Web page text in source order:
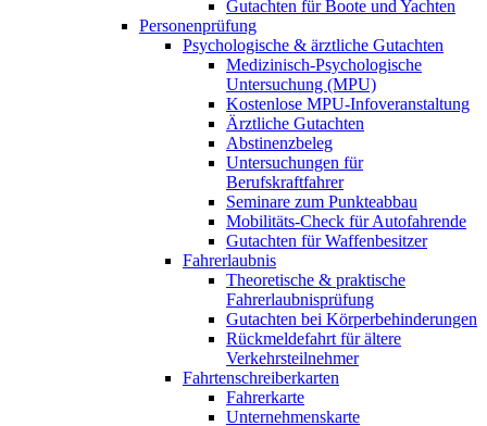
Gutachten für Boote und Yachten
Personenprüfung
Psychologische & ärztliche Gutachten
Medizinisch-Psychologische
Untersuchung (MPU)
Kostenlose MPU-Infoveranstaltung
Ärztliche Gutachten
Abstinenzbeleg
Untersuchungen für
Berufskraftfahrer
Seminare zum Punkteabbau
Mobilitäts-Check für Autofahrende
Gutachten für Waffenbesitzer
Fahrerlaubnis
Theoretische & praktische
Fahrerlaubnisprüfung
Gutachten bei Körperbehinderungen
Rückmeldefahrt für ältere
Verkehrsteilnehmer
Fahrtenschreiberkarten
Fahrerkarte
Unternehmenskarte